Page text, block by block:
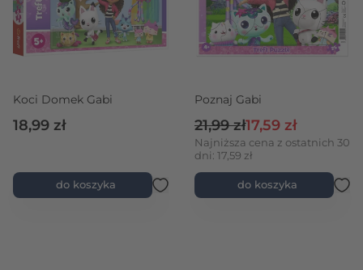
Koci Domek Gabi
18,99 zł
do koszyka
Poznaj Gabi
Cena promocyjna
17,59 zł
Cena regularna
21,99 zł
Najniższa cena z ostatnich 30
dni: 17,59 zł
do koszyka